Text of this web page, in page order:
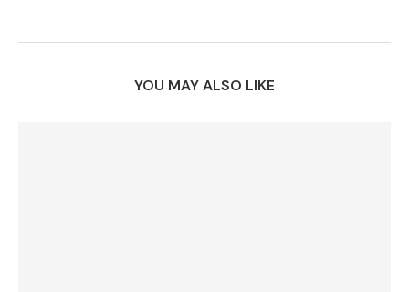
YOU MAY ALSO LIKE